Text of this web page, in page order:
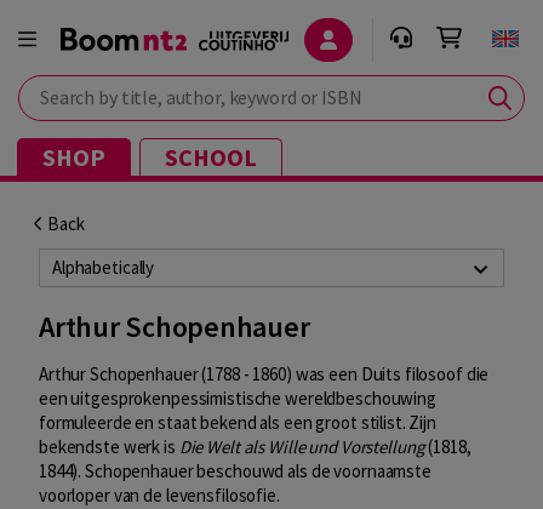
Search by title, author, keyword or ISBN
SHOP SCHOOL
Back
Alphabetically
Arthur Schopenhauer
Arthur Schopenhauer (1788 - 1860) was een Duits filosoof die
een uitgesprokenpessimistische wereldbeschouwing
formuleerde en staat bekend als een groot stilist. Zijn
bekendste werk is Die Welt als Wille und Vorstellung(1818,
1844). Schopenhauer beschouwd als de voornaamste
voorloper van de levensfilosofie.